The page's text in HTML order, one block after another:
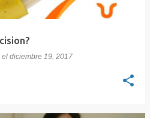
el diciembre 19, 2017